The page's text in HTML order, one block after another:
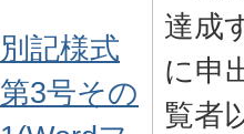
別記様式
第3号その
達成
に申
覧者